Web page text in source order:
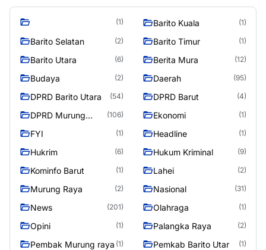
(1) Barito Kuala (1)
Barito Selatan (2) Barito Timur (1)
Barito Utara (6) Berita Mura (12)
Budaya (2) Daerah (95)
DPRD Barito Utara (54) DPRD Barut (4)
DPRD Murung
(106) Ekonomi (1)
FYI (1) Headline (1)
Hukrim (6) Hukum Kriminal (9)
Kominfo Barut (1) Lahei (2)
Murung Raya (2) Nasional (31)
News (201) Olahraga (1)
Opini (1) Palangka Raya (2)
Pembak Murung raya (1) Pemkab Barito Utar (1)